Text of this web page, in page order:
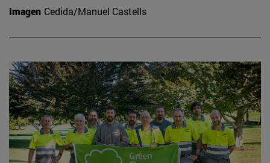
Imagen Cedida/Manuel Castells